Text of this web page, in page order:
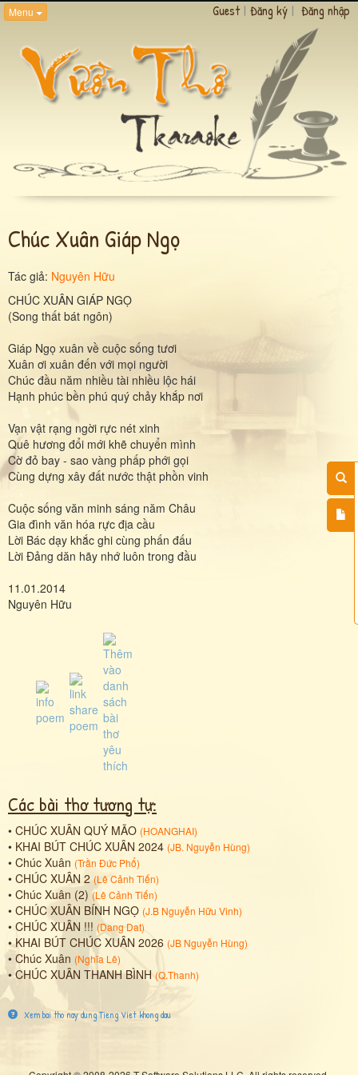
Menu Guest | Đăng ký | Đăng nhập
Chúc Xuân Giáp Ngọ
Tác giả: Nguyên Hữu
CHÚC XUÂN GIÁP NGỌ
(Song thất bát ngôn)
Giáp Ngọ xuân về cuộc sống tươi
Xuân ơi xuân đến với mọi người
Chúc đầu năm nhiều tài nhiều lộc hái
Hạnh phúc bền phú quý chảy khắp nơi
Vạn vật rạng ngời rực nét xinh
Quê hương đổi mới khẽ chuyển mình
Cờ đỏ bay - sao vàng phấp phới gọi
Cùng dựng xây đất nước thật phồn vinh
Cuộc sống văn minh sáng năm Châu
Gia đình văn hóa rực địa cầu
Lời Bác dạy khắc ghi cùng phấn đấu
Lời Đảng dăn hãy nhớ luôn trong đầu
11.01.2014
Nguyên Hữu
Các bài thơ tương tự:
• CHÚC XUÂN QUÝ MÃO (HOANGHAI)
• KHAI BÚT CHÚC XUÂN 2024 (JB. Nguyễn Hùng)
• Chúc Xuân (Trần Đức Phổ)
• CHÚC XUÂN 2 (Lê Cảnh Tiến)
• Chúc Xuân (2) (Lê Cảnh Tiến)
• CHÚC XUÂN BÍNH NGỌ (J.B Nguyễn Hữu Vinh)
• CHÚC XUÂN !!! (Dang Dat)
•KHAI BÚT CHÚC XUÂN 2026 (JB Nguyễn Hùng)
• Chúc Xuân (Nghĩa Lê)
•CHÚC XUÂN THANH BÌNH (Q.Thanh)
Xem bai tho nay dung Tieng Viet khong dau